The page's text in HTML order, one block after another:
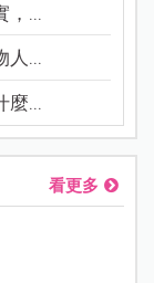
，...
人...
麼...
看更多